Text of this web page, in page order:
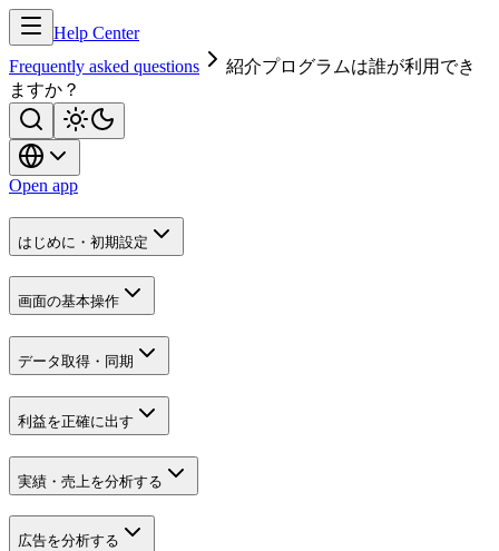
Help Center
Frequently asked questions
紹介プログラムは誰が利用でき
ますか？
Open app
はじめに・初期設定
画面の基本操作
データ取得・同期
利益を正確に出す
実績・売上を分析する
広告を分析する